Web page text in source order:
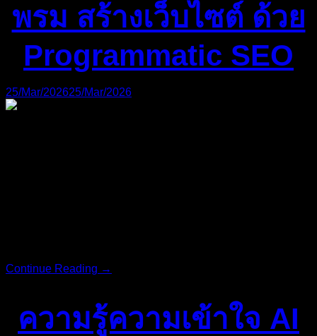
พรม สร้างเว็บไซต์ ด้วย
Programmatic SEO
25/Mar/202625/Mar/2026
Continue Reading →
ความรู้ความเข้าใจ AI